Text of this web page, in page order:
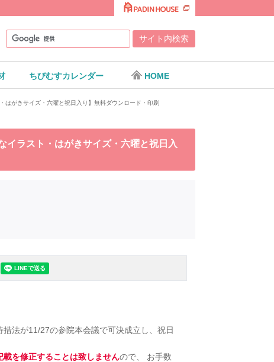
ちびむすカレンダー HOME
がきサイズ・六曜と祝日入り】無料ダウンロード・印刷
イラスト・はがきサイズ・六曜と祝日入
法が11/27の参院本会議で可決成立し、祝日
載を修正することは致しませんので、 お手数